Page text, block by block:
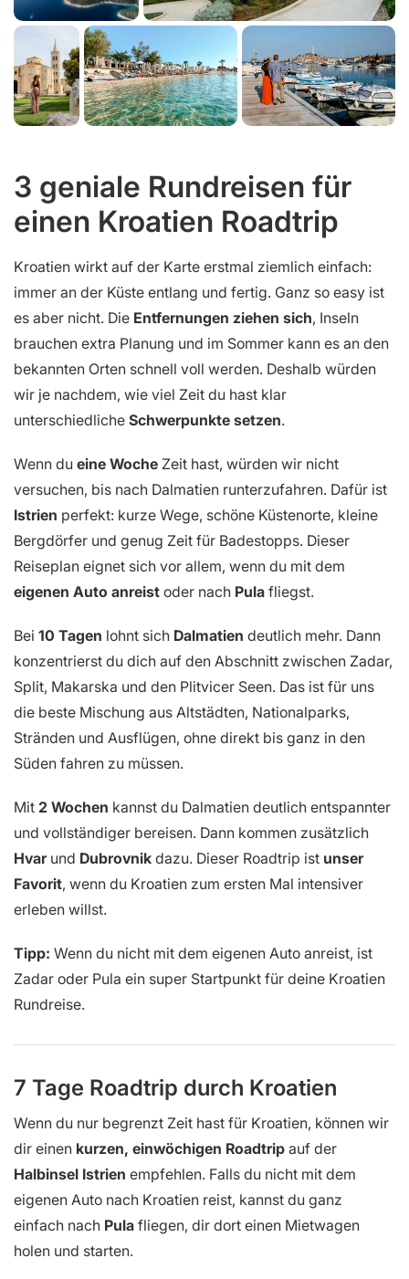
3 geniale Rundreisen für
einen Kroatien Roadtrip
Kroatien wirkt auf der Karte erstmal ziemlich einfach:
immer an der Küste entlang und fertig. Ganz so easy ist
es aber nicht. Die Entfernungen ziehen sich, Inseln
brauchen extra Planung und im Sommer kann es an den
bekannten Orten schnell voll werden. Deshalb würden
wir je nachdem, wie viel Zeit du hast klar
unterschiedliche Schwerpunkte setzen.
Wenn du eine Woche Zeit hast, würden wir nicht
versuchen, bis nach Dalmatien runterzufahren. Dafür ist
Istrien perfekt: kurze Wege, schöne Küstenorte, kleine
Bergdörfer und genug Zeit für Badestopps. Dieser
Reiseplan eignet sich vor allem, wenn du mit dem
eigenen Auto anreist oder nach Pula fliegst.
Bei 10 Tagen lohnt sich Dalmatien deutlich mehr. Dann
konzentrierst du dich auf den Abschnitt zwischen Zadar,
Split, Makarska und den Plitvicer Seen. Das ist für uns
die beste Mischung aus Altstädten, Nationalparks,
Stränden und Ausflügen, ohne direkt bis ganz in den
Süden fahren zu müssen.
Mit 2 Wochen kannst du Dalmatien deutlich entspannter
und vollständiger bereisen. Dann kommen zusätzlich
Hvar und Dubrovnik dazu. Dieser Roadtrip ist unser
Favorit, wenn du Kroatien zum ersten Mal intensiver
erleben willst.
Tipp: Wenn du nicht mit dem eigenen Auto anreist, ist
Zadar oder Pula ein super Startpunkt für deine Kroatien
Rundreise.
7 Tage Roadtrip durch Kroatien
Wenn du nur begrenzt Zeit hast für Kroatien, können wir
dir einen kurzen, einwöchigen Roadtrip auf der
Halbinsel Istrien empfehlen. Falls du nicht mit dem
eigenen Auto nach Kroatien reist, kannst du ganz
einfach nach Pula fliegen, dir dort einen Mietwagen
holen und starten.